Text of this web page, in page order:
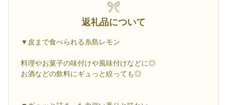
返礼品について
▼皮まで食べられる糸島レモン
料理やお菓子の味付けや風味付けなどに◎
お酒などの飲料にギュっと絞っても◎